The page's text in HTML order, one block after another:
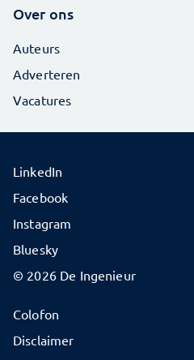
Over ons
Auteurs
Adverteren
Vacatures
© 2026 De Ingenieur
Colofon
Disclaimer
LinkedIn
Facebook
Instagram
Bluesky